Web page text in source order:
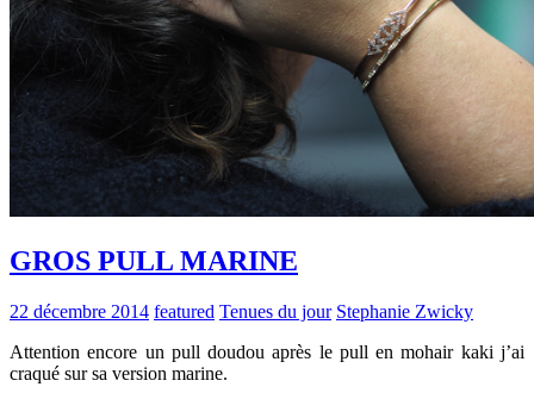
GROS PULL MARINE
22 décembre 2014 featured Tenues du jour Stephanie Zwicky
Attention encore un pull doudou après le pull en mohair kaki j’ai
craqué sur sa version marine.